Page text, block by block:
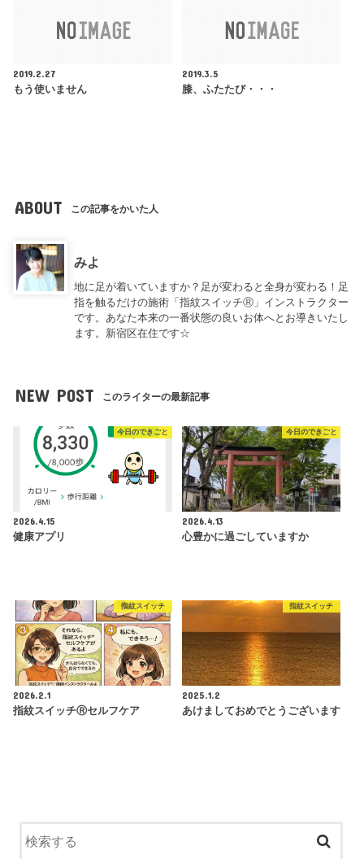
2019.2.27
もう使いません
2019.3.5
膝、ふたたび・・・
ABOUT この記事をかいた人
みよ
地に足が着いていますか？足が変わると全身が変わる！足
指を触るだけの施術「指紋スイッチⓇ」インストラクター
です。あなた本来の一番状態の良いお体へとお導きいたし
ます。新宿区在住です☆
NEW POST このライターの最新記事
今日のできごと
2026.4.15
健康アプリ
今日のできごと
2026.4.13
心豊かに過ごしていますか
指紋スイッチ
2026.2.1
指紋スイッチⓇセルフケア
指紋スイッチ
2025.1.2
あけましておめでとうございます